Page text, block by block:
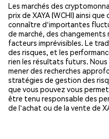
Les marchés des
prix de XAYA (WCHI) ainsi
connaître d'importantes
de marché, des
facteurs imprévisibles. Le
des risques, et les
rien les résultats futurs.
mener des recherches
stratégies de gestion des
que vous pouvez vous
être tenu responsable des
de l'achat ou de la vente de